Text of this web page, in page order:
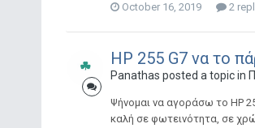
October 16, 2019 2
HP 255 G7 να το
Panathas posted a topic in
Ψήνομαι να αγοράσω το HP
καλή σε φωτεινότητα, σε